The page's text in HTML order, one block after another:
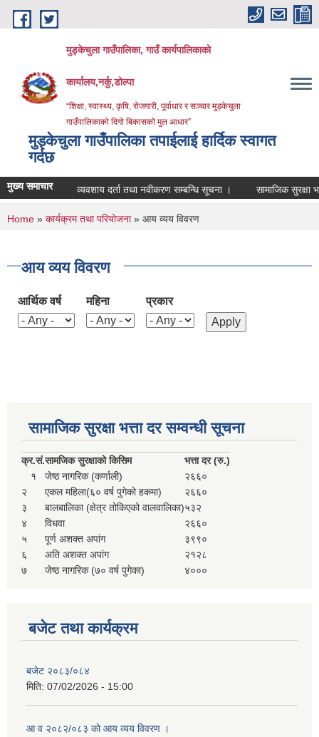
Skip to main content
मुड्केचुला गाउँपालिका, गाउँ कार्यपालिकाको
कार्यालय,नर्कु,डोल्पा
“शिक्षा, स्वास्थ्य, कृषि, रोजगारी, पूर्वाधार र सञ्चार मुड्केचुला
गाउँपालिकाको दिगो बिकासको मुल आधार”
मुड्केचुला गाउँपालिका तपाईलाई हार्दिक स्वागत
गर्दछ
मुख्य समाचारव्यवशाय दर्ता तथा नवीकरण सम्बन्धि सूचना । सामाजिक सुरक्षा भत्ता
You are here
Home » कार्यक्रम तथा परियोजना» आय व्यय विवरण
आय व्यय विवरण
आर्थिक वर्ष महिना प्रकार
सामाजिक सुरक्षा भत्ता दर सम्वन्धी सूचना
क्र.सं.सामजिक सुरक्षाको किसिम
भत्ता दर (रु.)
१
जेष्ठ नागरिक (कर्णाली)
२६६०
२
एकल महिला(६० वर्ष पुगेको हकमा)
२६६०
३
बालबालिका (क्षेत्र तोकिएको वालवालिका)५३२
४
विधवा
२६६०
५
पूर्ण अशक्त अपांग
३९९०
६
अति अशक्त अपांग
२१२८
७
जेष्ठ नागरिक (७० वर्ष पुगेका) ४०००
बजेट तथा कार्यक्रम
बजेट २०८३/०८४
मिति: 07/02/2026 - 15:00
आ व २०८२/०८३ को आय व्यय विवरण ।